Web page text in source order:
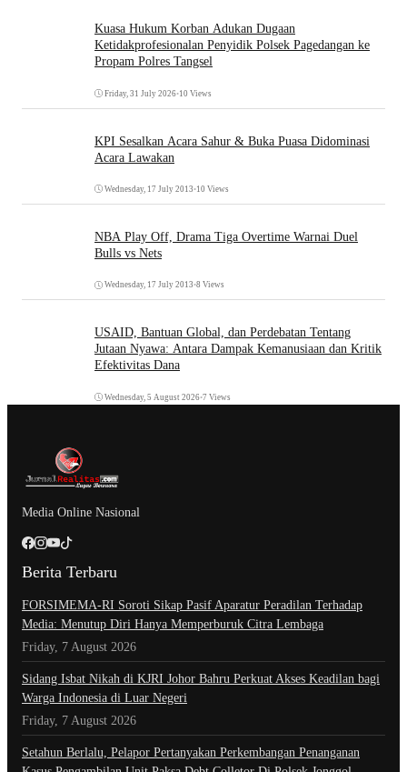
Kuasa Hukum Korban Adukan Dugaan
Ketidakprofesionalan Penyidik Polsek Pagedangan ke
Propam Polres Tangsel
Friday, 31 July 2026•10 Views
KPI Sesalkan Acara Sahur & Buka Puasa Didominasi
Acara Lawakan
Wednesday, 17 July 2013 •10 Views
NBA Play Off, Drama Tiga Overtime Warnai Duel
Bulls vs Nets
Wednesday, 17 July 2013 •8 Views
USAID, Bantuan Global, dan Perdebatan Tentang
Jutaan Nyawa: Antara Dampak Kemanusiaan dan Kritik
Efektivitas Dana
Wednesday, 5 August 2026•7 Views
Media Online Nasional
Berita Terbaru
​FORSIMEMA-RI Soroti Sikap Pasif Aparatur Peradilan Terhadap
Media: Menutup Diri Hanya Memperburuk Citra Lembaga
Friday, 7 August 2026
Sidang Isbat Nikah di KJRI Johor Bahru Perkuat Akses Keadilan bagi
Warga Indonesia di Luar Negeri
Friday, 7 August 2026
Setahun Berlalu, Pelapor Pertanyakan Perkembangan Penanganan